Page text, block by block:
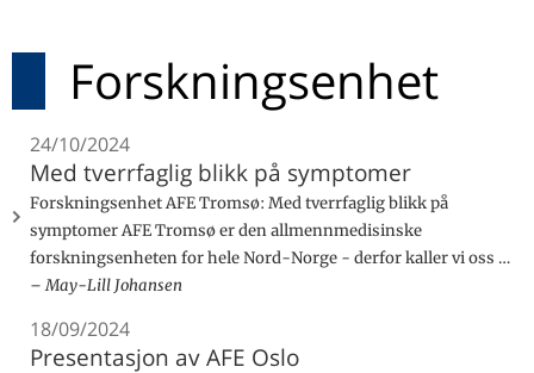
Forskningsenhet
24/10/2024
Med tverrfaglig blikk på symptomer
Forskningsenhet AFE Tromsø: Med tverrfaglig blikk på
symptomer AFE Tromsø er den allmennmedisinske
forskningsenheten for hele Nord-Norge - derfor kaller vi oss …
May-Lill Johansen
18/09/2024
Presentasjon av AFE Oslo